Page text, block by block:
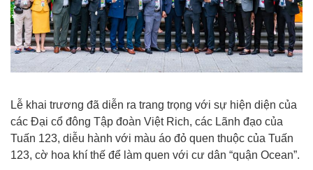
Lễ khai trương đã diễn ra trang trọng với sự hiện diện của
các Đại cổ đông Tập đoàn Việt Rich, các Lãnh đạo của
Tuấn 123, diễu hành với màu áo đỏ quen thuộc của Tuấn
123, cờ hoa khí thế để làm quen với cư dân “quận Ocean”.